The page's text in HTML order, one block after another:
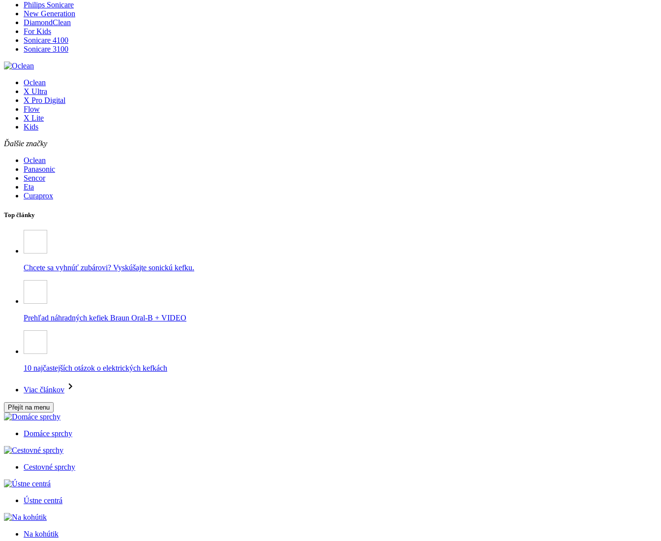
Philips Sonicare
New Generation
DiamondClean
For Kids
Sonicare 4100
Sonicare 3100
Oclean
X Ultra
X Pro Digital
Flow
X Lite
Kids
Ďalšie značky
Oclean
Panasonic
Sencor
Eta
Curaprox
Top články
Chcete sa vyhnúť zubárovi? Vyskúšajte sonickú kefku.
Prehľad náhradných kefiek Braun Oral-B + VIDEO
10 najčastejších otázok o elektrických kefkách
Viac článkov
Přejít na menu
Domáce sprchy
Cestovné sprchy
Ústne centrá
Na kohútik